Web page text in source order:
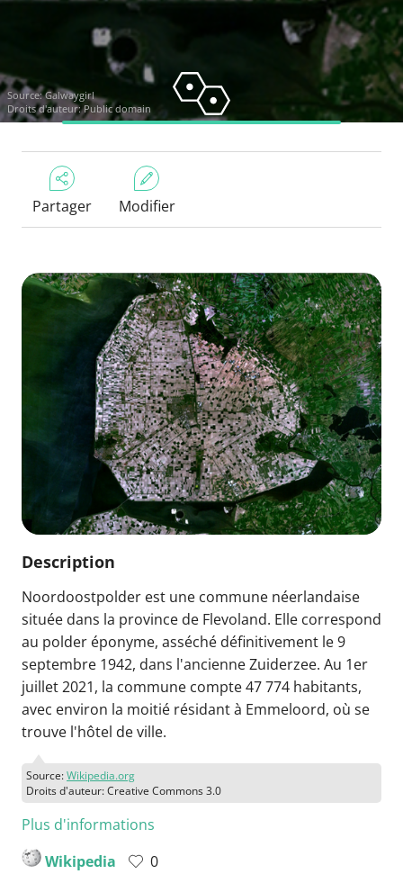
Source:Galwaygirl
Droits d'auteur: Public domain
Partager Modifier
Description
Noordoostpolder est une commune néerlandaise
située dans la province de Flevoland. Elle correspond
au polder éponyme, asséché définitivement le 9
septembre 1942, dans l'ancienne Zuiderzee. Au 1er
juillet 2021, la commune compte 47 774 habitants,
avec environ la moitié résidant à Emmeloord, où se
trouve l'hôtel de ville.
Source:Wikipedia.org
Droits d'auteur: Creative Commons 3.0
Plus d'informations
Wikipedia
0